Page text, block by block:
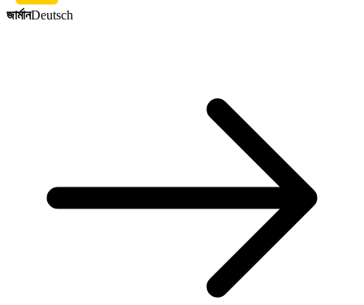
জার্মানDeutsch